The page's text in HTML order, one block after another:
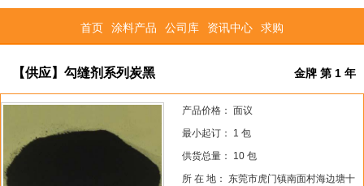
首页 涂料产品 公司库 资讯中心 求购
【供应】勾缝剂系列炭黑 金牌 第 1 年
产品价格： 面议
最小起订： 1 包
供货总量： 10 包
所 在 地： 东莞市虎门镇南面村海边塘十